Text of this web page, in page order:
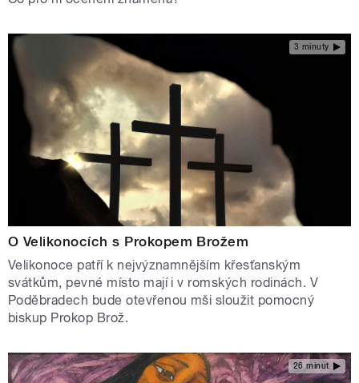
3 minuty
O Velikonocích s Prokopem Brožem
Velikonoce patří k nejvýznamnějším křesťanským
svátkům, pevné místo mají i v romských rodinách. V
Poděbradech bude otevřenou mši sloužit pomocný
biskup Prokop Brož.
26 minut